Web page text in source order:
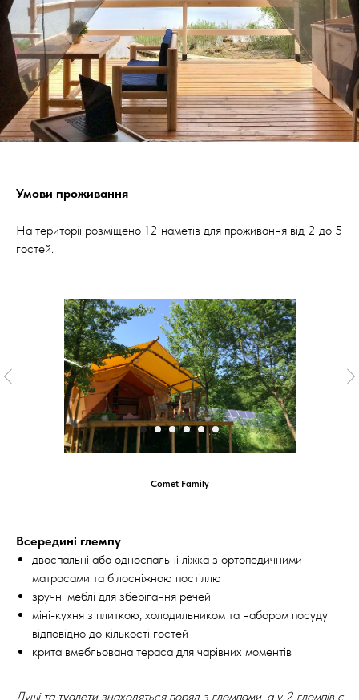
Умови проживання
На території розміщено 12 наметів для проживання від 2 до 5
гостей.
Comet Family
Всередині глемпу
двоспальні або односпальні ліжка з ортопедичними
матрасами та білосніжною постіллю
зручні меблі для зберігання речей
міні-кухня з плиткою, холодильником та набором посуду
відповідно до кількості гостей
крита вмебльована тераса для чарівних моментів
Душі та туалети знаходяться поряд з глемпами, а у 2 глемпів є